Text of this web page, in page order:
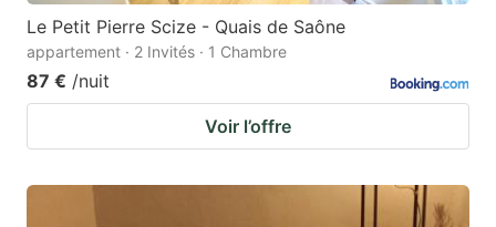
Le Petit Pierre Scize - Quais de Saône
appartement · 2 Invités · 1 Chambre
87 € /nuit
Voir l’offre